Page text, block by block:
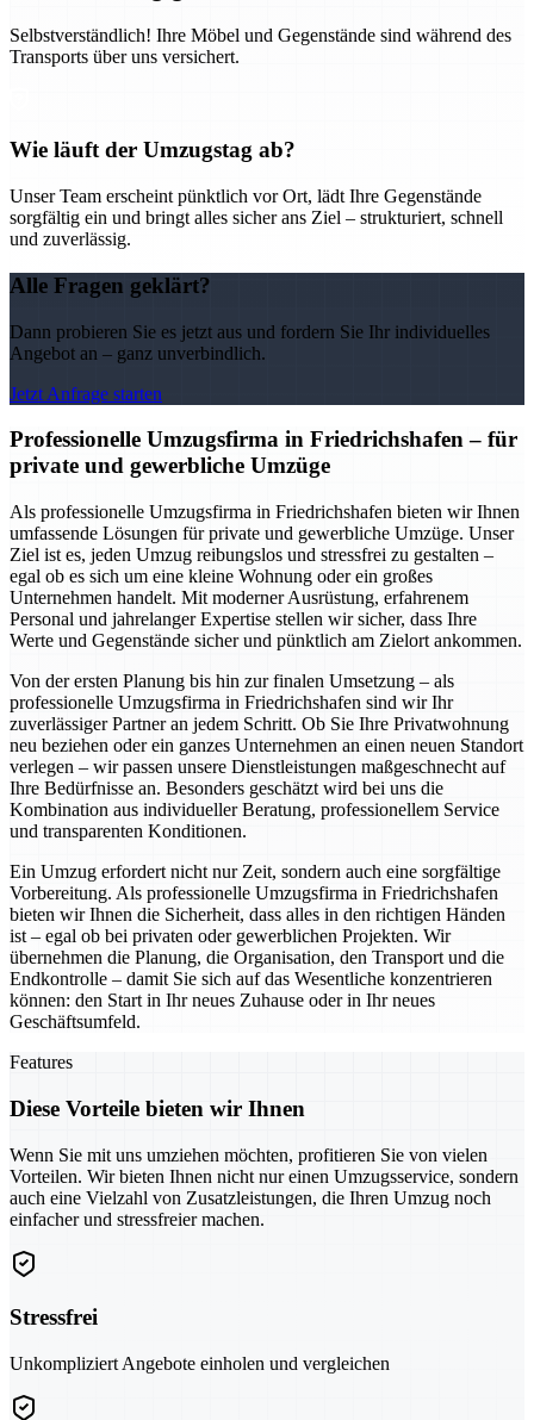
Selbstverständlich! Ihre Möbel und Gegenstände sind während des
Transports über uns versichert.
Wie läuft der Umzugstag ab?
Unser Team erscheint pünktlich vor Ort, lädt Ihre Gegenstände
sorgfältig ein und bringt alles sicher ans Ziel – strukturiert, schnell
und zuverlässig.
Alle Fragen geklärt?
Dann probieren Sie es jetzt aus und fordern Sie Ihr individuelles
Angebot an – ganz unverbindlich.
Jetzt Anfrage starten
Professionelle Umzugsfirma in Friedrichshafen – für
private und gewerbliche Umzüge
Als professionelle Umzugsfirma in Friedrichshafen bieten wir Ihnen
umfassende Lösungen für private und gewerbliche Umzüge. Unser
Ziel ist es, jeden Umzug reibungslos und stressfrei zu gestalten –
egal ob es sich um eine kleine Wohnung oder ein großes
Unternehmen handelt. Mit moderner Ausrüstung, erfahrenem
Personal und jahrelanger Expertise stellen wir sicher, dass Ihre
Werte und Gegenstände sicher und pünktlich am Zielort ankommen.
Von der ersten Planung bis hin zur finalen Umsetzung – als
professionelle Umzugsfirma in Friedrichshafen sind wir Ihr
zuverlässiger Partner an jedem Schritt. Ob Sie Ihre Privatwohnung
neu beziehen oder ein ganzes Unternehmen an einen neuen Standort
verlegen – wir passen unsere Dienstleistungen maßgeschnecht auf
Ihre Bedürfnisse an. Besonders geschätzt wird bei uns die
Kombination aus individueller Beratung, professionellem Service
und transparenten Konditionen.
Ein Umzug erfordert nicht nur Zeit, sondern auch eine sorgfältige
Vorbereitung. Als professionelle Umzugsfirma in Friedrichshafen
bieten wir Ihnen die Sicherheit, dass alles in den richtigen Händen
ist – egal ob bei privaten oder gewerblichen Projekten. Wir
übernehmen die Planung, die Organisation, den Transport und die
Endkontrolle – damit Sie sich auf das Wesentliche konzentrieren
können: den Start in Ihr neues Zuhause oder in Ihr neues
Geschäftsumfeld.
Features
Diese Vorteile bieten wir Ihnen
Wenn Sie mit uns umziehen möchten, profitieren Sie von vielen
Vorteilen. Wir bieten Ihnen nicht nur einen Umzugsservice, sondern
auch eine Vielzahl von Zusatzleistungen, die Ihren Umzug noch
einfacher und stressfreier machen.
Stressfrei
Unkompliziert Angebote einholen und vergleichen